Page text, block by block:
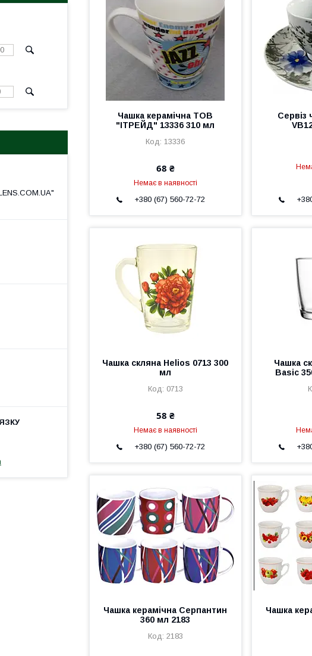
Чашка керамічна ТОВ
"ІТРЕЙД" 13336 310 мл
13336
68 ₴
Немає в наявності
+380 (67) 560-72-72
Сервіз
Чашка скляна Helios 0713 300
мл
0713
58 ₴
Немає в наявності
+380 (67) 560-72-72
Чашка
Basic
Чашка керамічна Серпантин
360 мл 2183
2183
Чашка